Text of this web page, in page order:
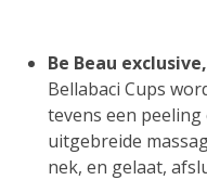
Be Beau exclusive,
Bellabaci Cups
tevens een
uitgebreide
nek, en gelaat,